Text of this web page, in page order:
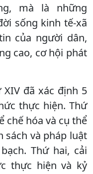
mà là những
sống kinh tế-xã
của người dân,
cao, cơ hội phát
đã xác định 5
thực hiện. Thứ
chế hóa và cụ thể
sách và pháp luật
Thứ hai, cải
thực hiện và kỷ